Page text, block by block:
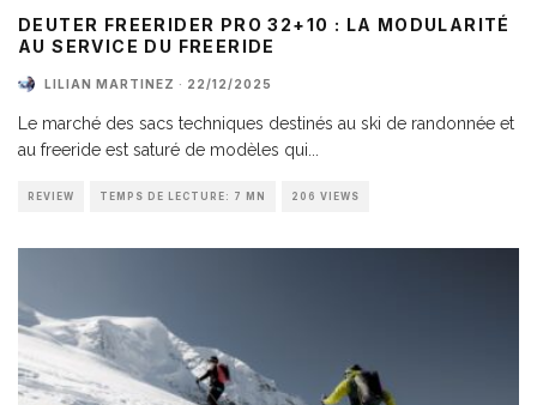
DEUTER FREERIDER PRO 32+10 : LA MODULARITÉ
AU SERVICE DU FREERIDE
LILIAN MARTINEZ · 22/12/2025
Le marché des sacs techniques destinés au ski de randonnée et
au freeride est saturé de modèles qui
REVIEW TEMPS DE LECTURE: 7 MN 206 VIEWS